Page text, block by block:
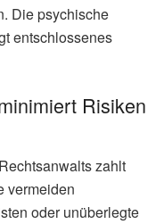
Die psychische
entschlossenes
Risiken
zahlt
vermeiden
oder unüberlegte